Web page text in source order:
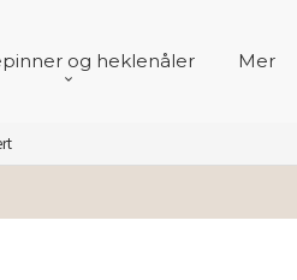
og heklenåler Mer